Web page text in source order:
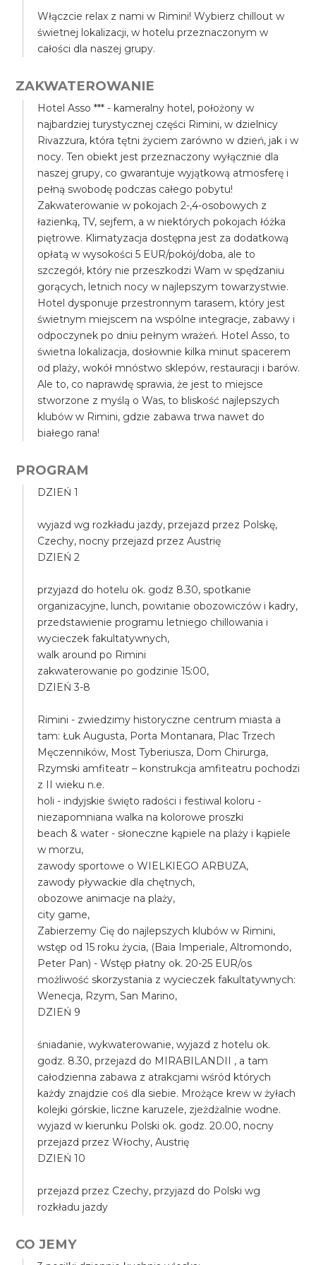
Włączcie relax z nami w Rimini! Wybierz chillout w
świetnej lokalizacji, w hotelu przeznaczonym w
całości dla naszej grupy.
ZAKWATEROWANIE
Hotel Asso *** - kameralny hotel, położony w
najbardziej turystycznej części Rimini, w dzielnicy
Rivazzura, która tętni życiem zarówno w dzień, jak i w
nocy. Ten obiekt jest przeznaczony wyłącznie dla
naszej grupy, co gwarantuje wyjątkową atmosferę i
pełną swobodę podczas całego pobytu!
Zakwaterowanie w pokojach 2-,4-osobowych z
łazienką, TV, sejfem, a w niektórych pokojach łóżka
piętrowe. Klimatyzacja dostępna jest za dodatkową
opłatą w wysokości 5 EUR/pokój/doba, ale to
szczegół, który nie przeszkodzi Wam w spędzaniu
gorących, letnich nocy w najlepszym towarzystwie.
Hotel dysponuje przestronnym tarasem, który jest
świetnym miejscem na wspólne integracje, zabawy i
odpoczynek po dniu pełnym wrażeń. Hotel Asso, to
świetna lokalizacja, dosłownie kilka minut spacerem
od plaży, wokół mnóstwo sklepów, restauracji i barów.
Ale to, co naprawdę sprawia, że jest to miejsce
stworzone z myślą o Was, to bliskość najlepszych
klubów w Rimini, gdzie zabawa trwa nawet do
białego rana!
PROGRAM
DZIEŃ 1
wyjazd wg rozkładu jazdy, przejazd przez Polskę,
Czechy, nocny przejazd przez Austrię
DZIEŃ 2
przyjazd do hotelu ok. godz 8.30, spotkanie
organizacyjne, lunch, powitanie obozowiczów i kadry,
przedstawienie programu letniego chillowania i
wycieczek fakultatywnych,
walk around po Rimini
zakwaterowanie po godzinie 15:00,
DZIEŃ 3-8
Rimini - zwiedzimy historyczne centrum miasta a
tam: Łuk Augusta, Porta Montanara, Plac Trzech
Męczenników, Most Tyberiusza, Dom Chirurga,
Rzymski amfiteatr – konstrukcja amfiteatru pochodzi
z II wieku n.e.
holi - indyjskie święto radości i festiwal koloru -
niezapomniana walka na kolorowe proszki
beach & water - słoneczne kąpiele na plaży i kąpiele
w morzu,
zawody sportowe o WIELKIEGO ARBUZA,
zawody pływackie dla chętnych,
obozowe animacje na plaży,
city game,
Zabierzemy Cię do najlepszych klubów w Rimini,
wstęp od 15 roku życia, (Baia Imperiale, Altromondo,
Peter Pan) - Wstęp płatny ok. 20-25 EUR/os
możliwość skorzystania z wycieczek fakultatywnych:
Wenecja, Rzym, San Marino,
DZIEŃ 9
śniadanie, wykwaterowanie, wyjazd z hotelu ok.
godz. 8.30, przejazd do MIRABILANDII , a tam
całodzienna zabawa z atrakcjami wśród których
każdy znajdzie coś dla siebie. Mrożące krew w żyłach
kolejki górskie, liczne karuzele, zjeżdżalnie wodne.
wyjazd w kierunku Polski ok. godz. 20.00, nocny
przejazd przez Włochy, Austrię
DZIEŃ 10
przejazd przez Czechy, przyjazd do Polski wg
rozkładu jazdy
CO JEMY